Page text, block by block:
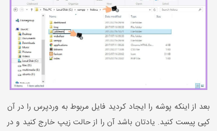
بعد از اینکه پوشه را ایجاد کردید فایل مربوط به وردپرس را در آن
کپی پیست کنید. یادتان باشد آن را از حالت زیپ خارج کنید و در